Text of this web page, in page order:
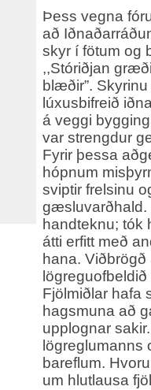
Þess vegna
að
skyr í fötum og
,,Stóriðjan
blæðir”.
lúxusbifreið
á veggi
var strengdur
Fyrir þessa
hópnum
sviptir frelsinu
gæsluvarðhald.
handteknu; tók
átti erfitt með
hana.
Fjölmiðlar hafa
hagsmuna að
upplognar
lögreglumanns
bareflum.
um hlutlausa